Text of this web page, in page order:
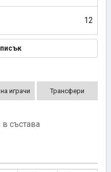
12
играчи Трансфери
състава